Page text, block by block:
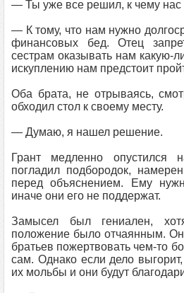
— Ты уже все решил, к чему нас
— К тому, что нам нужно
финансовых бед. Отец
сестрам оказывать нам какую-
искуплению нам предстоит
Оба брата, не отрываясь,
обходил стол к своему месту.
— Думаю, я нашел решение.
Грант медленно опустился
погладил подбородок,
перед объяснением. Ему
иначе они его не поддержат.
Замысел был гениален,
положение было отчаянным. Он
братьев пожертвовать чем-то
сам. Однако если дело
их мольбы и они будут